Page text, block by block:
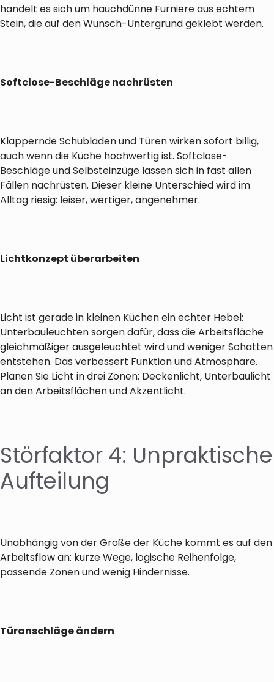
handelt es sich um hauchdünne Furniere aus echtem
Stein, die auf den Wunsch-Untergrund geklebt werden.
Softclose-Beschläge nachrüsten
Klappernde Schubladen und Türen wirken sofort billig,
auch wenn die Küche hochwertig ist. Softclose-
Beschläge und Selbsteinzüge lassen sich in fast allen
Fällen nachrüsten. Dieser kleine Unterschied wird im
Alltag riesig: leiser, wertiger, angenehmer.
Lichtkonzept überarbeiten
Licht ist gerade in kleinen Küchen ein echter Hebel:
Unterbauleuchten sorgen dafür, dass die Arbeitsfläche
gleichmäßiger ausgeleuchtet wird und weniger Schatten
entstehen. Das verbessert Funktion und Atmosphäre.
Planen Sie Licht in drei Zonen: Deckenlicht, Unterbaulicht
an den Arbeitsflächen und Akzentlicht.
Störfaktor 4: Unpraktische
Aufteilung
Unabhängig von der Größe der Küche kommt es auf den
Arbeitsflow an: kurze Wege, logische Reihenfolge,
passende Zonen und wenig Hindernisse.
Türanschläge ändern